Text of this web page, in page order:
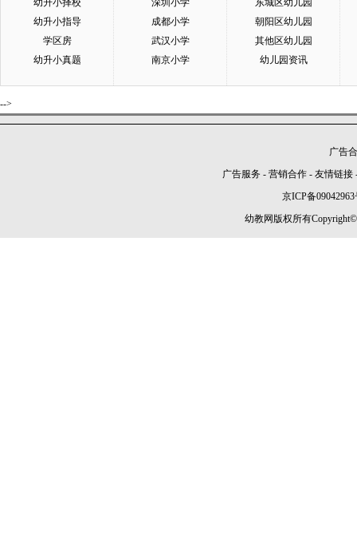
幼升小择校
幼升小指导
学区房
幼升小真题
深圳小学
成都小学
武汉小学
南京小学
东城区幼儿园
朝阳区幼儿园
其他区幼儿园
幼儿园资讯
-->
广告
广告服务 - 营销合作 - 友情链接
京ICP备09042963
幼教网版权所有